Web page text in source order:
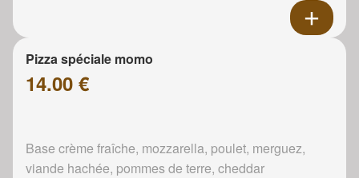
Pizza spéciale momo
14.00 €
Base crème fraîche, mozzarella, poulet, merguez,
viande hachée, pommes de terre, cheddar